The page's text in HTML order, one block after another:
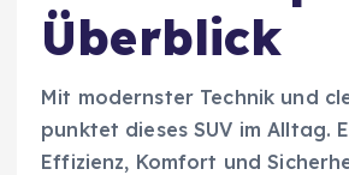
Überblick
Mit modernster Technik und
punktet dieses SUV im Alltag.
Effizienz, Komfort und